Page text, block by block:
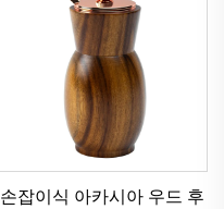
손잡이식 아카시아 우드 후